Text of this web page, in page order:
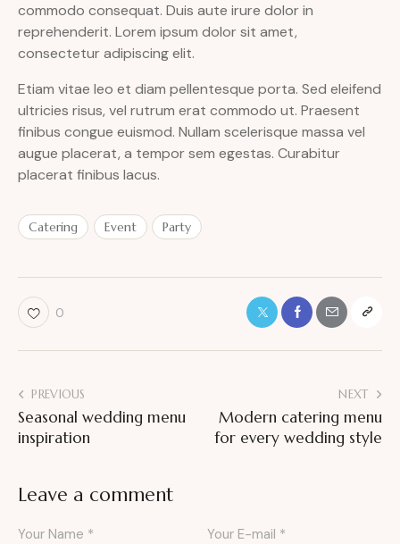
commodo consequat. Duis aute irure dolor in
reprehenderit. Lorem ipsum dolor sit amet,
consectetur adipiscing elit.
Etiam vitae leo et diam pellentesque porta. Sed eleifend
ultricies risus, vel rutrum erat commodo ut. Praesent
finibus congue euismod. Nullam scelerisque massa vel
augue placerat, a tempor sem egestas. Curabitur
placerat finibus lacus.
Catering Event Party
0
PREVIOUS
Seasonal wedding menu
inspiration
NEXT
Modern catering menu
for every wedding style
Leave a comment